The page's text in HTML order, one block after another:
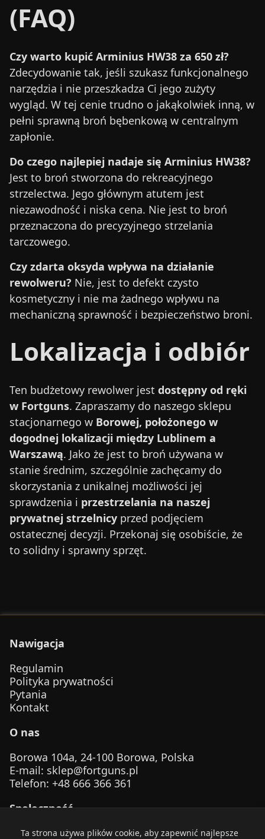
(FAQ)
Czy warto kupić Arminius HW38 za 650 zł?
Zdecydowanie tak, jeśli szukasz funkcjonalnego
narzędzia i nie przeszkadza Ci jego zużyty
wygląd. W tej cenie trudno o jakąkolwiek inną, w
pełni sprawną broń bębenkową w centralnym
zapłonie.
Do czego najlepiej nadaje się Arminius HW38?
Jest to broń stworzona do rekreacyjnego
strzelectwa. Jego głównym atutem jest
niezawodność i niska cena. Nie jest to broń
przeznaczona do precyzyjnego strzelania
tarczowego.
Czy zdarta oksyda wpływa na działanie
rewolweru? Nie, jest to defekt czysto
kosmetyczny i nie ma żadnego wpływu na
mechaniczną sprawność i bezpieczeństwo broni.
Lokalizacja i odbiór
Ten budżetowy rewolwer jest dostępny od ręki
w Fortguns. Zapraszamy do naszego sklepu
stacjonarnego w Borowej, położonego w
dogodnej lokalizacji między Lublinem a
Warszawą. Jako że jest to broń używana w
stanie średnim, szczególnie zachęcamy do
skorzystania z unikalnej możliwości jej
sprawdzenia i przestrzelania na naszej
prywatnej strzelnicy przed podjęciem
ostatecznej decyzji. Przekonaj się osobiście, że
to solidny i sprawny sprzęt.
Nawigacja
Regulamin
Polityka prywatności
Pytania
Kontakt
O nas
Borowa 104a, 24-100 Borowa, Polska
E-mail: sklep@fortguns.pl
Telefon: +48 666 366 361
Społeczność
Ta strona używa plików cookie, aby zapewnić najlepsze